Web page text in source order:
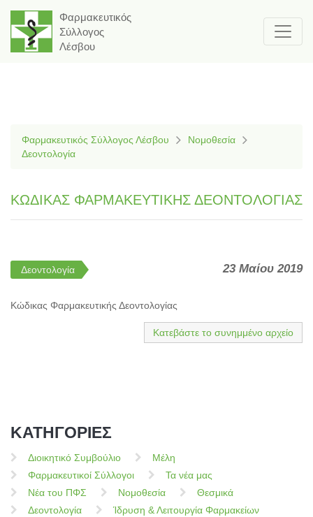
Φαρμακευτικός
Σύλλογος
Λέσβου
Φαρμακευτικός Σύλλογος Λέσβου
Νομοθεσία
Δεοντολογία
ΚΩΔΙΚΑΣ ΦΑΡΜΑΚΕΥΤΙΚΗΣ ΔΕΟΝΤΟΛΟΓΙΑΣ
Δεοντολογία 23 Μαίου 2019
Κώδικας Φαρμακευτικής Δεοντολογίας
Κατεβάστε το συνημμένο αρχείο
ΚΑΤΗΓΟΡΙΕΣ
Διοικητικό Συμβούλιο
Μέλη
Φαρμακευτικοί Σύλλογοι
Τα νέα μας
Νέα του ΠΦΣ
Νομοθεσία
Θεσμικά
Δεοντολογία
Ίδρυση & Λειτουργία Φαρμακείων